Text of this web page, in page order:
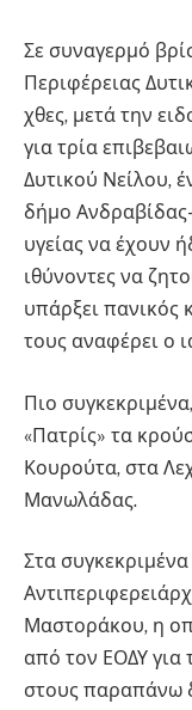
Σε συναγερμό
Περιφέρειας
χθες, μετά την
για τρία
Δυτικού Νείλου,
δήμο
υγείας να έχουν
ιθύνοντες να
υπάρξει πανικός
τους αναφέρει ο
Πιο
«Πατρίς» τα
Κουρούτα, στα
Μανωλάδας.
Στα
Μαστοράκου, η
από τον ΕΟΔΥ
στους παραπάνω